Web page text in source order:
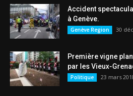
Accident
à Genève.
Genève Region 30
Première vigne
par les Vieux-
Politique 23 mars